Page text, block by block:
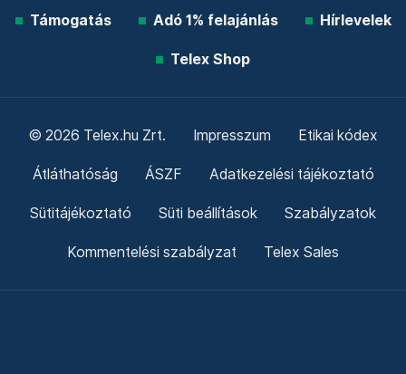
Támogatás Adó 1% felajánlás Hírlevelek
Telex Shop
© 2026 Telex.hu Zrt. Impresszum Etikai kódex
Átláthatóság ÁSZF Adatkezelési tájékoztató
Sütitájékoztató Süti beállítások Szabályzatok
Kommentelési szabályzat Telex Sales